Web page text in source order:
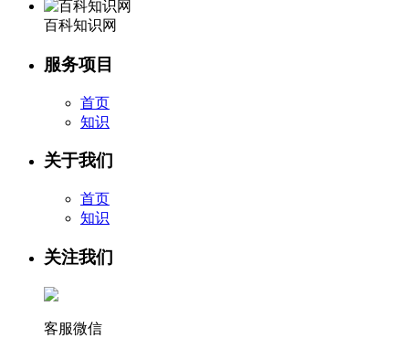
百科知识网
服务项目
首页
知识
关于我们
首页
知识
关注我们
客服微信